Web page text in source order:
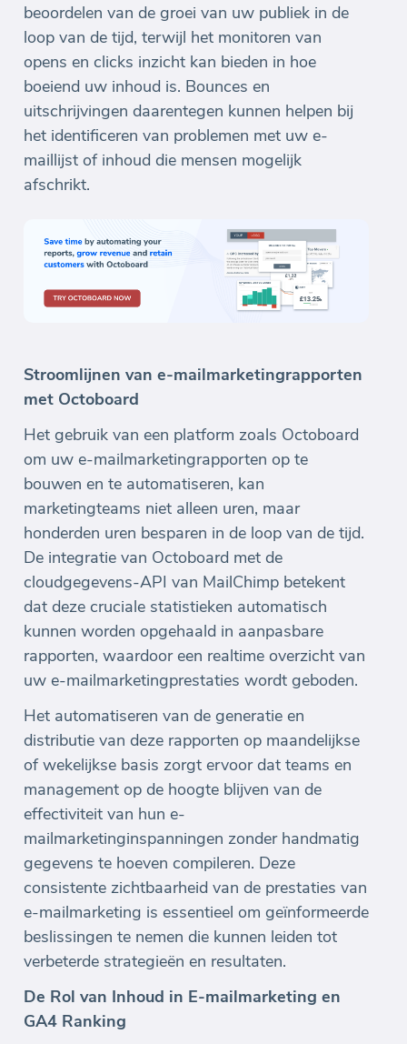
beoordelen van de groei van uw publiek in de
loop van de tijd, terwijl het monitoren van
opens en clicks inzicht kan bieden in hoe
boeiend uw inhoud is. Bounces en
uitschrijvingen daarentegen kunnen helpen bij
het identificeren van problemen met uw e-
maillijst of inhoud die mensen mogelijk
afschrikt.
Stroomlijnen van e-mailmarketingrapporten
met Octoboard
Het gebruik van een platform zoals Octoboard
om uw e-mailmarketingrapporten op te
bouwen en te automatiseren, kan
marketingteams niet alleen uren, maar
honderden uren besparen in de loop van de tijd.
De integratie van Octoboard met de
cloudgegevens-API van MailChimp betekent
dat deze cruciale statistieken automatisch
kunnen worden opgehaald in aanpasbare
rapporten, waardoor een realtime overzicht van
uw e-mailmarketingprestaties wordt geboden.
Het automatiseren van de generatie en
distributie van deze rapporten op maandelijkse
of wekelijkse basis zorgt ervoor dat teams en
management op de hoogte blijven van de
effectiviteit van hun e-
mailmarketinginspanningen zonder handmatig
gegevens te hoeven compileren. Deze
consistente zichtbaarheid van de prestaties van
e-mailmarketing is essentieel om geïnformeerde
beslissingen te nemen die kunnen leiden tot
verbeterde strategieën en resultaten.
De Rol van Inhoud in E-mailmarketing en
GA4 Ranking